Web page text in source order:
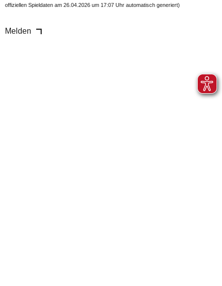
offiziellen Spieldaten am 26.04.2026 um 17:07 Uhr automatisch generiert)
Melden